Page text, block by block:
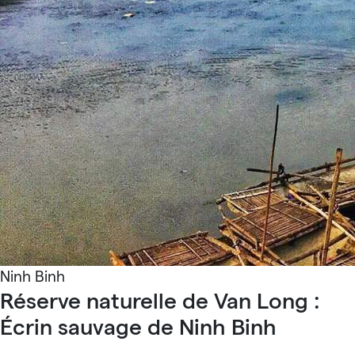
Ninh Binh
Réserve naturelle de Van Long :
Écrin sauvage de Ninh Binh